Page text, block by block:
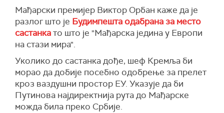
Мађарски премијер Виктор Орбан каже да је
разлог што је Будимпешта одабрана за место
састанкато што је "Мађарска једина у Европи
на стази мира".
Уколико до састанка дође, шеф Кремља би
морао да добије посебно одобрење за прелет
кроз ваздушни простор ЕУ. Указује да би
Путинова најдиректнија рута до Мађарске
можда била преко Србије.